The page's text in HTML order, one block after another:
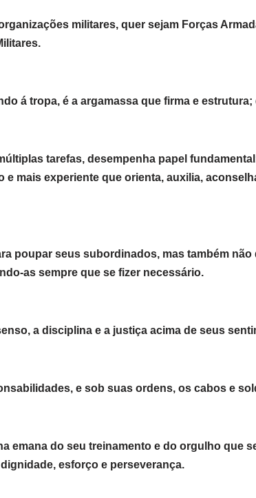
militares, quer sejam Forças
á tropa, é a argamassa que firma e
tarefas, desempenha papel
e mais experiente que orienta, auxilia,
poupar seus subordinados, mas também
as sempre que se fizer necessário.
a disciplina e a justiça acima de seus
e sob suas ordens, os cabos e
emana do seu treinamento e do orgulho que
esforço e perseverança.